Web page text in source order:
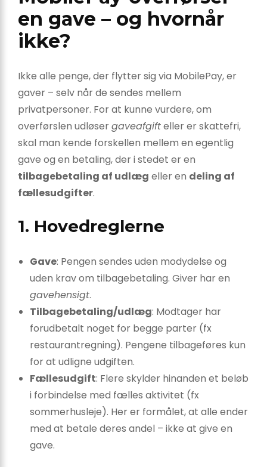
en gave – og hvornår
ikke?
Ikke alle penge, der flytter sig via MobilePay, er
gaver – selv når de sendes mellem
privatpersoner. For at kunne vurdere, om
overførslen udløsergaveafgifteller er skattefri,
skal man kende forskellen mellem en egentlig
gave og en betaling, der i stedet er en
tilbagebetaling af udlæg eller en deling af
fællesudgifter.
1. Hovedreglerne
Gave: Pengen sendes uden modydelse og
uden krav om tilbagebetaling. Giver har en
gavehensigt.
Tilbagebetaling/udlæg: Modtager har
forudbetalt noget for begge parter (fx
restaurantregning). Pengene tilbageføres kun
for at udligne udgiften.
Fællesudgift: Flere skylder hinanden et beløb
i forbindelse med fælles aktivitet (fx
sommerhusleje). Her er formålet, at alle ender
med at betale deres andel – ikke at give en
gave.